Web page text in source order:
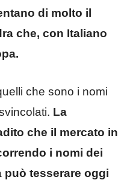
di molto il
che, con Italiano
che sono i nomi
La
che il mercato in
i nomi dei
può tesserare oggi